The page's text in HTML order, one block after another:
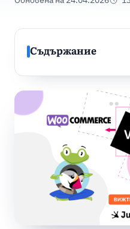
Съдържание